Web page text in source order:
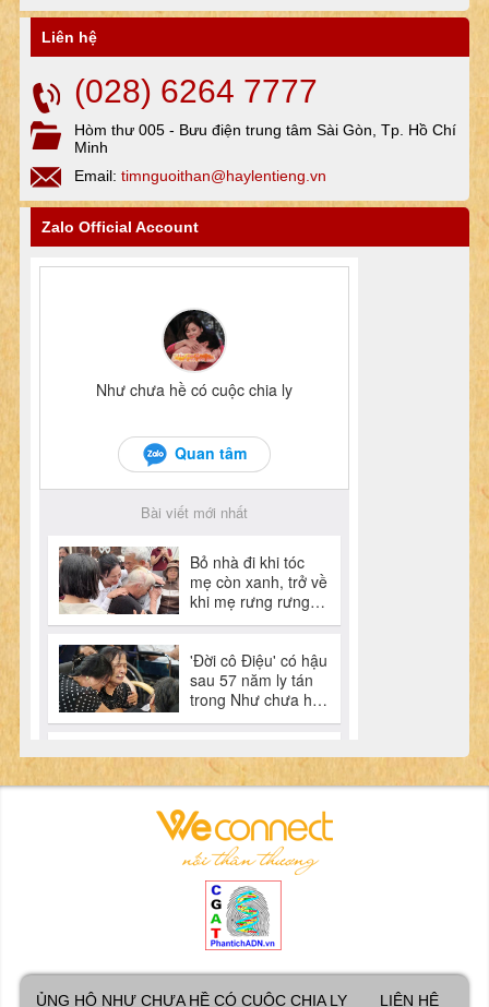
Liên hệ
(028) 6264 7777
Hòm thư 005 - Bưu điện trung tâm Sài Gòn, Tp. Hồ Chí
Minh
Email: timnguoithan@haylentieng.vn
Zalo Official Account
ỦNG HỘ NHƯ CHƯA HỀ CÓ CUỘC CHIA LY LIÊN HỆ